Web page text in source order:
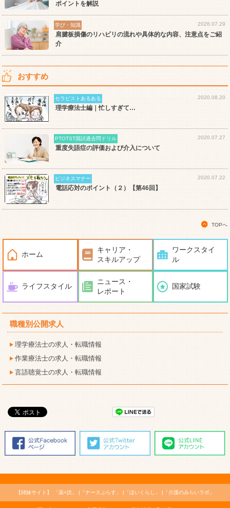
ポイントを解説
学び・知識 2026.07.29
肩腱板損傷のリハビリの流れや具体的な内容、注意点をご紹
介
おすすめ
セラピストあるある 2020.08.20
理学療法士編｜忙しすぎて…
PTOTST国試過去問ドリル 2020.07.27
重度失語症の評価および介入について
ビジネスマナー 2020.07.22
電話応対のポイント（２）【第46回】
TOPへ
ホーム
キャリア・
スキルアップ
ワークスタイ
ル
ライフスタイル
ニュース・
レポート
国家試験
職種別公開求人
理学療法士の求人・転職情報
作業療法士の求人・転職情報
言語聴覚士の求人・転職情報
【姉妹サイト】 「薬+読」 「ナースぷらす」 「ほいくらし」 「介護のみらいラボ」